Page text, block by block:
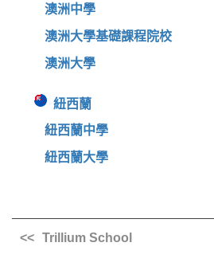
澳洲中學
澳洲大學基礎課程院校
澳洲大學
紐西蘭
紐西蘭中學
紐西蘭大學
Trillium School